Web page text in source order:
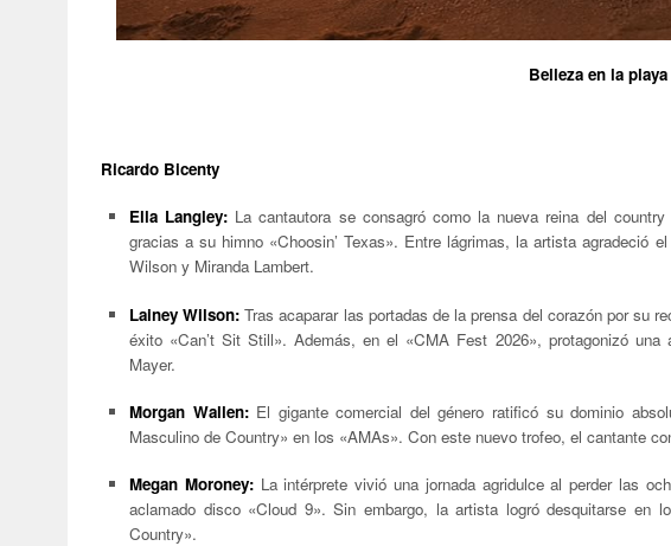
Belleza en la playa
Ricardo Bicenty
Ella Langley: La cantautora se consagró como la nueva reina del
gracias a su himno «Choosin’ Texas». Entre lágrimas, la artista agradeció
Wilson y Miranda Lambert.
Lainey Wilson: Tras acaparar las portadas de la prensa del corazón por su
éxito «Can’t Sit Still». Además, en el «CMA Fest 2026», protagonizó una
Mayer.
Morgan Wallen: El gigante comercial del género ratificó su dominio
Masculino de Country» en los «AMAs». Con este nuevo trofeo, el cantante
Megan Moroney:La intérprete vivió una jornada agridulce al perder las
aclamado disco «Cloud 9». Sin embargo, la artista logró desquitarse en
Country».